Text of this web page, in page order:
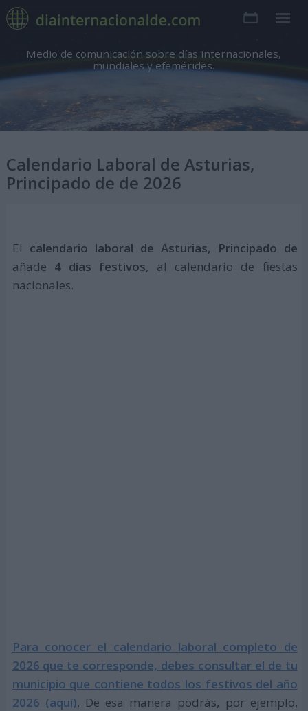
Medio de comunicación sobre días internacionales,
mundiales y efemérides.
Calendario Laboral de Asturias,
Principado de de 2026
El calendario laboral de Asturias, Principado de
añade 4 días festivos, al calendario de fiestas
nacionales.
Para conocer el calendario laboral completo de
2026 que te corresponde, debes consultar el de tu
municipio que contiene todos los festivos del año
2026 (aquí). De esa manera podrás, por ejemplo,